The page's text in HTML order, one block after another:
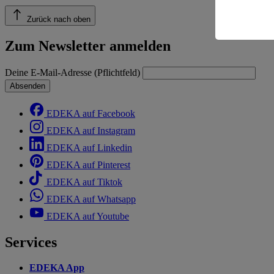
Zurück nach oben
Zum Newsletter anmelden
Deine E-Mail-Adresse (Pflichtfeld)
Absenden
EDEKA auf Facebook
EDEKA auf Instagram
EDEKA auf Linkedin
EDEKA auf Pinterest
EDEKA auf Tiktok
EDEKA auf Whatsapp
EDEKA auf Youtube
Services
EDEKA App